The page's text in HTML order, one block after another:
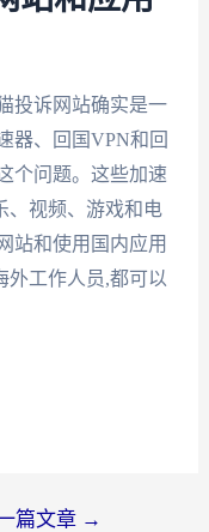
投诉网站确实是一
器、回国VPN和回
个问题。这些加速
、视频、游戏和电
站和使用国内应用
外工作人员,都可以
篇文章 →